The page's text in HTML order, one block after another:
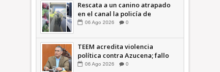
Rescata a un canino atrapado
en el canal la policía de
Ecatepec INFORMATIVA
06 Ago 2026 0
TEEM acredita violencia
política contra Azucena; fallo
confirma guerra sucia: Octavio
06 Ago 2026 0